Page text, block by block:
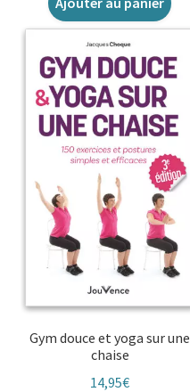
Gym douce et yoga sur une
chaise
14,95€